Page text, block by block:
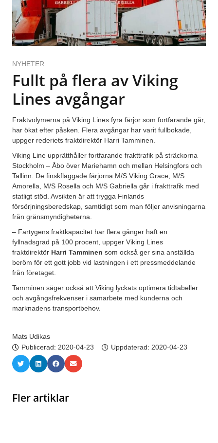
NYHETER
Fullt på flera av Viking
Lines avgångar
Fraktvolymerna på Viking Lines fyra färjor som fortfarande går,
har ökat efter påsken. Flera avgångar har varit fullbokade,
uppger rederiets fraktdirektör Harri Tamminen.
Viking Line upprätthåller fortfarande frakttrafik på sträckorna
Stockholm – Åbo över Mariehamn och mellan Helsingfors och
Tallinn. De finskflaggade färjorna M/S Viking Grace, M/S
Amorella, M/S Rosella och M/S Gabriella går i frakttrafik med
statligt stöd. Avsikten är att trygga Finlands
försörjningsberedskap, samtidigt som man följer anvisningarna
från gränsmyndigheterna.
– Fartygens fraktkapacitet har flera gånger haft en
fyllnadsgrad på 100 procent, uppger Viking Lines
fraktdirektör Harri Tamminen som också ger sina anställda
beröm för ett gott jobb vid lastningen i ett pressmeddelande
från företaget.
Tamminen säger också att Viking lyckats optimera tidtabeller
och avgångsfrekvenser i samarbete med kunderna och
marknadens transportbehov.
Mats Udikas
Publicerad: 2020-04-23 Uppdaterad: 2020-04-23
Fler artiklar